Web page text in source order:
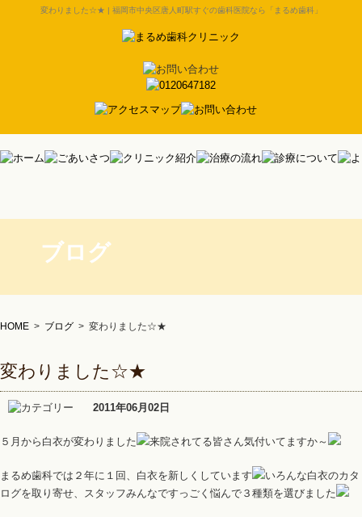
変わりました☆★ | 福岡市中央区唐人町駅すぐの歯科医院なら「まるめ歯科」
ブログ
HOME > ブログ > 変わりました☆★
変わりました☆★
2011年06月02日
５月から白衣が変わりました 来院されてる皆さん気付いてますか～
まるめ歯科では２年に１回、白衣を新しくしています
いろんな白衣のカタ
ログを取り寄せ、スタッフみんなですっごく悩んで３種類を選びました